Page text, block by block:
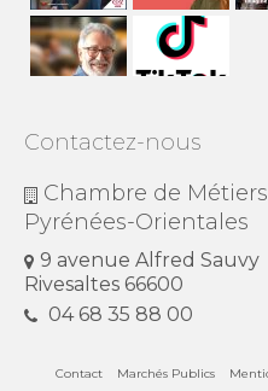
Contactez-nous
Chambre de
Pyrénées-Orientales
9 avenue Alfred Sauvy
Rivesaltes 66600
04 68 35 88 00
Contact Marchés Publics